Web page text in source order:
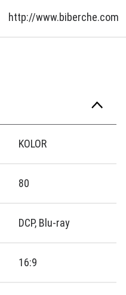
http://www.biberche.com
KOLOR
80
DCP, Blu-ray
16:9